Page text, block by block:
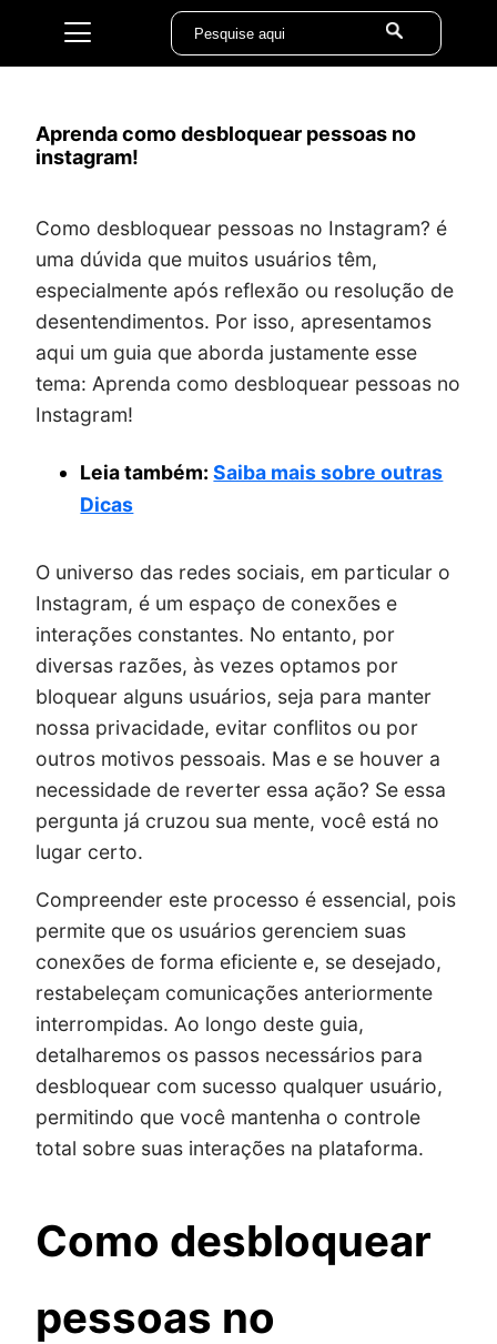
Aprenda como desbloquear pessoas no
instagram!
Como desbloquear pessoas no Instagram? é
uma dúvida que muitos usuários têm,
especialmente após reflexão ou resolução de
desentendimentos. Por isso, apresentamos
aqui um guia que aborda justamente esse
tema: Aprenda como desbloquear pessoas no
Instagram!
Leia também:Saiba mais sobre outras
Dicas
O universo das redes sociais, em particular o
Instagram, é um espaço de conexões e
interações constantes. No entanto, por
diversas razões, às vezes optamos por
bloquear alguns usuários, seja para manter
nossa privacidade, evitar conflitos ou por
outros motivos pessoais. Mas e se houver a
necessidade de reverter essa ação? Se essa
pergunta já cruzou sua mente, você está no
lugar certo.
Compreender este processo é essencial, pois
permite que os usuários gerenciem suas
conexões de forma eficiente e, se desejado,
restabeleçam comunicações anteriormente
interrompidas. Ao longo deste guia,
detalharemos os passos necessários para
desbloquear com sucesso qualquer usuário,
permitindo que você mantenha o controle
total sobre suas interações na plataforma.
Como desbloquear
pessoas no